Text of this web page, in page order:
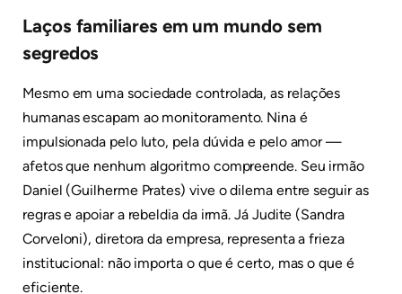
Laços familiares em um mundo sem
segredos
Mesmo em uma sociedade controlada, as relações
humanas escapam ao monitoramento. Nina é
impulsionada pelo luto, pela dúvida e pelo amor —
afetos que nenhum algoritmo compreende. Seu irmão
Daniel (Guilherme Prates) vive o dilema entre seguir as
regras e apoiar a rebeldia da irmã. Já Judite (Sandra
Corveloni), diretora da empresa, representa a frieza
institucional: não importa o que é certo, mas o que é
eficiente.